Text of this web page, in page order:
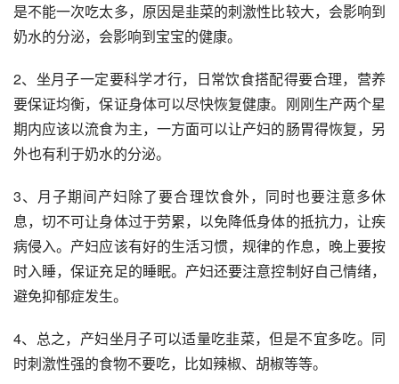
是不能一次吃太多，原因是韭菜的刺激性比较大，会影响到
奶水的分泌，会影响到宝宝的健康。
2、坐月子一定要科学才行，日常饮食搭配得要合理，营养
要保证均衡，保证身体可以尽快恢复健康。刚刚生产两个星
期内应该以流食为主，一方面可以让产妇的肠胃得恢复，另
外也有利于奶水的分泌。
3、月子期间产妇除了要合理饮食外，同时也要注意多休
息，切不可让身体过于劳累，以免降低身体的抵抗力，让疾
病侵入。产妇应该有好的生活习惯，规律的作息，晚上要按
时入睡，保证充足的睡眠。产妇还要注意控制好自己情绪，
避免抑郁症发生。
4、总之，产妇坐月子可以适量吃韭菜，但是不宜多吃。同
时刺激性强的食物不要吃，比如辣椒、胡椒等等。